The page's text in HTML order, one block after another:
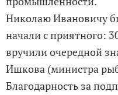
Николаю Ивановичу
начали с приятного:
вручили очередной
Ишкова (министра
Благодарность за